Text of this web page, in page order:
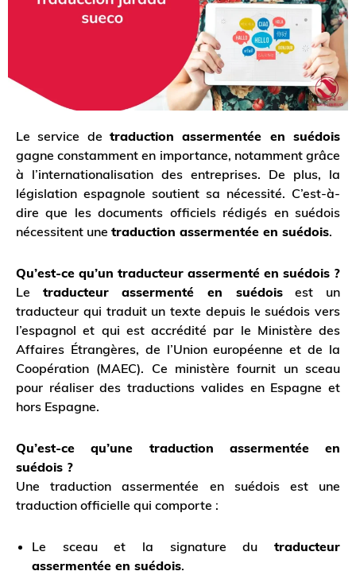
Le service de traduction assermentée en suédois
gagne constamment en importance, notamment grâce
à l’internationalisation des entreprises. De plus, la
législation espagnole soutient sa nécessité. C’est-à-
dire que les documents officiels rédigés en suédois
nécessitent une traduction assermentée en suédois.
Qu’est-ce qu’un traducteur assermenté en suédois ?
Le traducteur assermenté en suédoisest un
traducteur qui traduit un texte depuis le suédois vers
l’espagnol et qui est accrédité par le Ministère des
Affaires Étrangères, de l’Union européenne et de la
Coopération (MAEC). Ce ministère fournit un sceau
pour réaliser des traductions valides en Espagne et
hors Espagne.
Qu’est-ce qu’une traduction assermentée en
suédois ?
Une traduction assermentée en suédois est une
traduction officielle qui comporte :
Le sceau et la signature du traducteur
assermentée en suédois.